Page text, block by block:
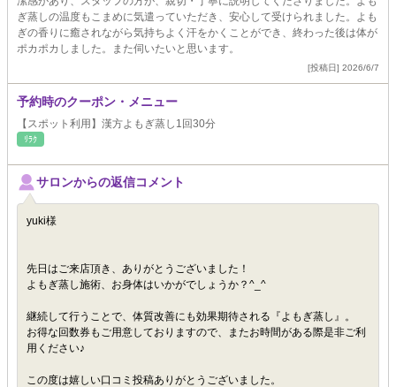
ぎ蒸しの温度もこまめに気遣っていただき、安心して受けられました。よも
ぎの香りに癒されながら気持ちよく汗をかくことができ、終わった後は体が
ポカポカしました。また伺いたいと思います。
[投稿日] 2026/6/7
予約時のクーポン・メニュー
【スポット利用】漢方よもぎ蒸し1回30分
ﾘﾗｸ
サロンからの返信コメント
yuki様
先日はご来店頂き、ありがとうございました！
よもぎ蒸し施術、お身体はいかがでしょうか？^_^
継続して行うことで、体質改善にも効果期待される『よもぎ蒸し』。
お得な回数券もご用意しておりますので、またお時間がある際是非ご利
用ください♪
この度は嬉しい口コミ投稿ありがとうございました。